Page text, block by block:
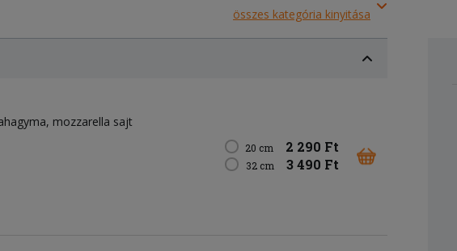
összes kategória kinyitása
mozzarella sajt
20 cm 2 290 Ft
32 cm 3 490 Ft